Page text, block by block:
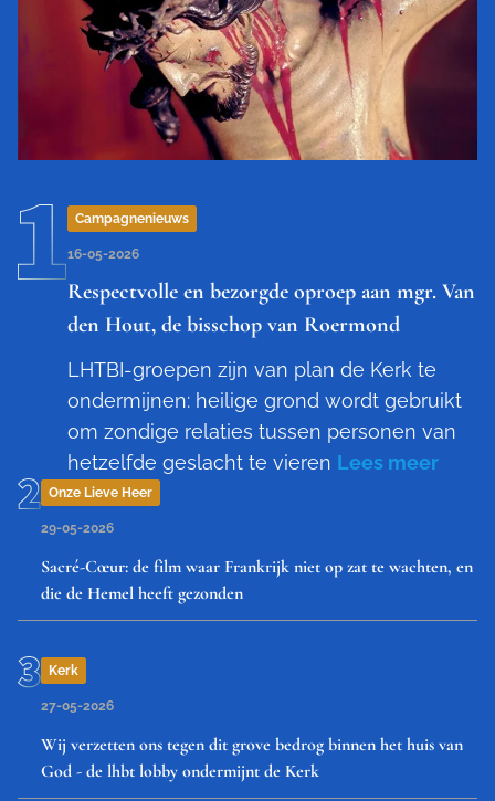
Campagnenieuws
16-05-2026
Respectvolle en bezorgde oproep aan mgr. Van
den Hout, de bisschop van Roermond
LHTBI-groepen zijn van plan de Kerk te
ondermijnen: heilige grond wordt gebruikt
om zondige relaties tussen personen van
hetzelfde geslacht te vieren Lees meer
Onze Lieve Heer
29-05-2026
Sacré-Cœur: de film waar Frankrijk niet op zat te wachten, en
die de Hemel heeft gezonden
Kerk
27-05-2026
Wij verzetten ons tegen dit grove bedrog binnen het huis van
God - de lhbt lobby ondermijnt de Kerk